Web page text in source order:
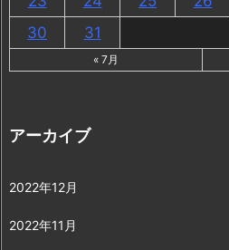
30
31
« 7月
アーカイブ
2022年12月
2022年11月